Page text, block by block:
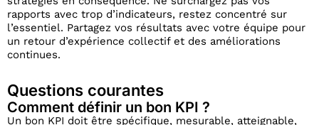
rapports avec trop d’indicateurs, restez concentré sur
l’essentiel. Partagez vos résultats avec votre équipe pour
un retour d’expérience collectif et des améliorations
continues.
Questions courantes
Comment définir un bon KPI ?
Un bon KPI doit être spécifique, mesurable, atteignable,